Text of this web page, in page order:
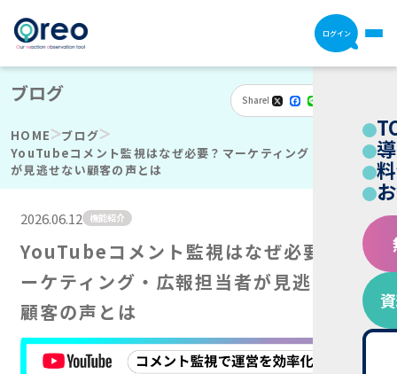
ログイン
ブログ
HOME
ブログ
YouTubeコメント監視はなぜ必要？マーケティング・広報担当者
が見逃せない顧客の声とは
Share Facebook
有
2026.06.12 機能紹介
YouTubeコメント監視はなぜ必要？マ
ーケティング・広報担当者が見逃せない
顧客の声とは